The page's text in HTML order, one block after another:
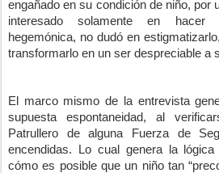
engañado en su condición de niño, por
interesado solamente en hacer
hegemónica, no dudó en
transformarlo en un ser despreciable a
El marco mismo de la entrevista
supuesta espontaneidad, al
Patrullero de alguna Fuerza de
encendidas. Lo cual genera la
cómo es posible que un niño tan